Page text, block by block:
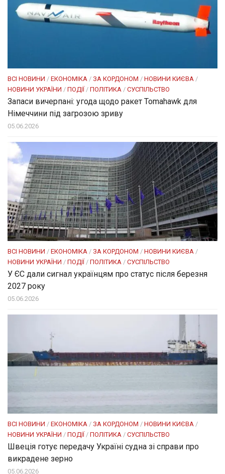
ВСІ НОВИНИ / ЕКОНОМІКА / ЗА КОРДОНОМ / НОВИНИ КИЄВА /
НОВИНИ УКРАЇНИ / ПОДІЇ / ПОЛІТИКА / СУСПІЛЬСТВО
Запаси вичерпані: угода щодо ракет Tomahawk для
Німеччини під загрозою зриву
05.06.2026
ВСІ НОВИНИ / ЕКОНОМІКА / ЗА КОРДОНОМ / НОВИНИ КИЄВА /
НОВИНИ УКРАЇНИ / ПОДІЇ / ПОЛІТИКА / СУСПІЛЬСТВО
У ЄС дали сигнал українцям про статус після березня
2027 року
05.06.2026
ВСІ НОВИНИ / ЕКОНОМІКА / ЗА КОРДОНОМ / НОВИНИ КИЄВА /
НОВИНИ УКРАЇНИ / ПОДІЇ / ПОЛІТИКА / СУСПІЛЬСТВО
Швеція готує передачу Україні судна зі справи про
викрадене зерно
05.06.2026